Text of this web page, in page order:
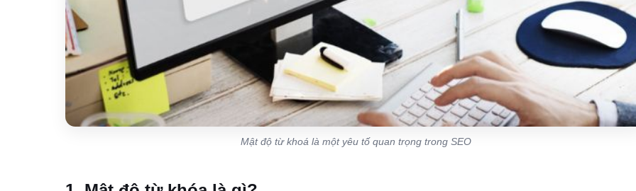
Mật độ từ khoá là một yêu tố quan trọng trong SEO